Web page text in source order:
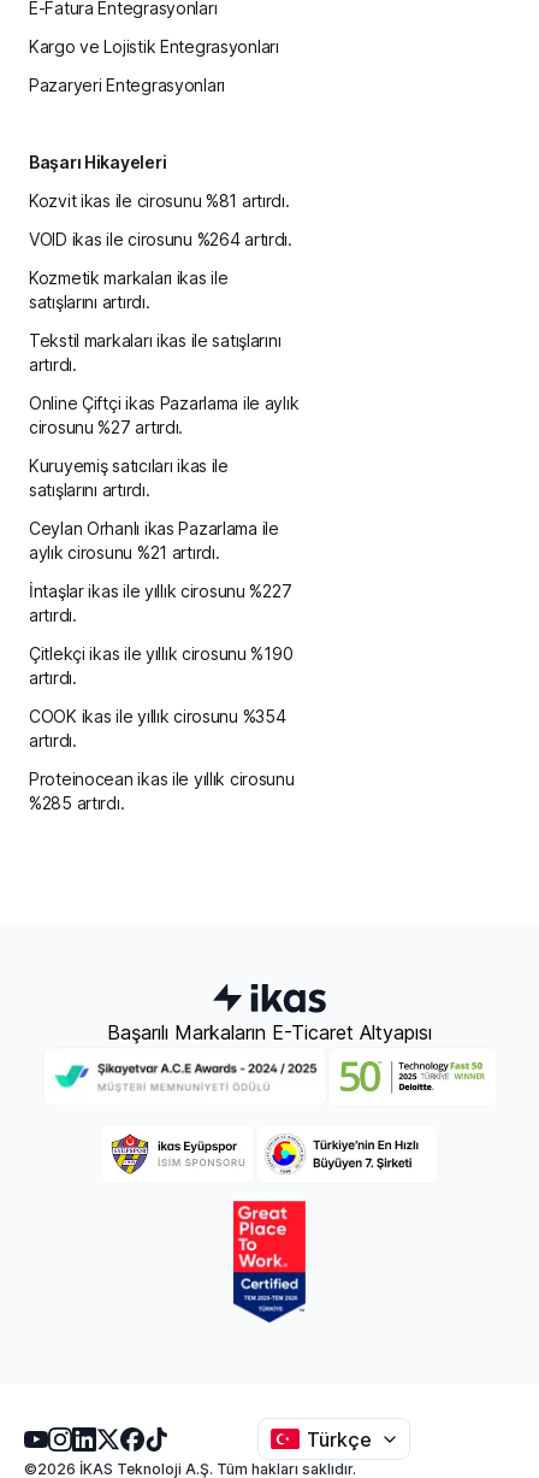
E-Fatura Entegrasyonları
Kargo ve Lojistik Entegrasyonları
Pazaryeri Entegrasyonları
Başarı Hikayeleri
Kozvit ikas ile cirosunu %81 artırdı.
VOID ikas ile cirosunu %264 artırdı.
Kozmetik markaları ikas ile
satışlarını artırdı.
Tekstil markaları ikas ile satışlarını
artırdı.
Online Çiftçi ikas Pazarlama ile aylık
cirosunu %27 artırdı.
Kuruyemiş satıcıları ikas ile
satışlarını artırdı.
Ceylan Orhanlı ikas Pazarlama ile
aylık cirosunu %21 artırdı.
İntaşlar ikas ile yıllık cirosunu %227
artırdı.
Çitlekçi ikas ile yıllık cirosunu %190
artırdı.
COOK ikas ile yıllık cirosunu %354
artırdı.
Proteinocean ikas ile yıllık cirosunu
%285 artırdı.
Başarılı Markaların E-Ticaret Altyapısı
©2026 İKAS Teknoloji A.Ş. Tüm hakları saklıdır.
Türkçe